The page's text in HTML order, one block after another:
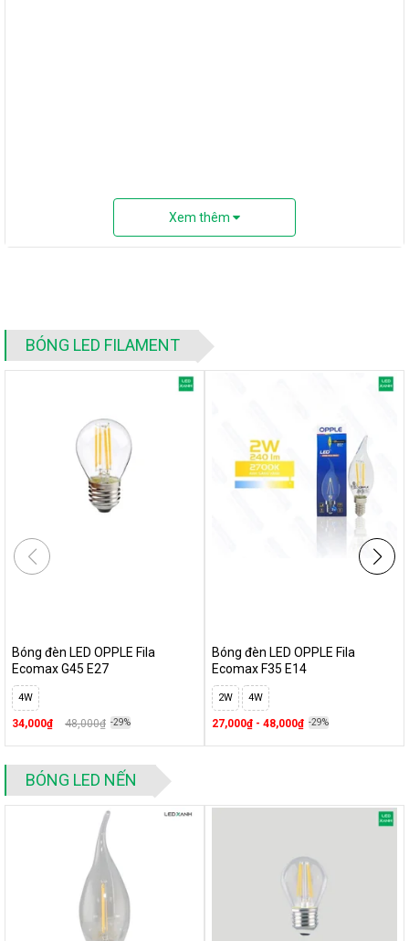
Xem thêm
BÓNG LED FILAMENT
Bóng đèn LED OPPLE Fila
Ecomax G45 E27
4W
34,000₫ 48,000₫ -29%
Bóng đèn LED OPPLE Fila
Ecomax F35 E14
2W 4W
27,000₫ - 48,000₫ -29%
BÓNG LED NẾN